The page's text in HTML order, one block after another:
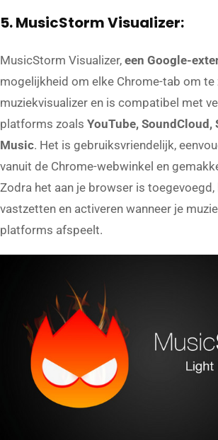
5. MusicStorm Visualizer:
MusicStorm Visualizer, een Google-
mogelijkheid om elke Chrome-tab om te
muziekvisualizer en is compatibel met
platforms zoals YouTube,
Music. Het is gebruiksvriendelijk,
vanuit de Chrome-webwinkel en
Zodra het aan je browser is toegevoegd,
vastzetten en activeren wanneer je
platforms afspeelt.